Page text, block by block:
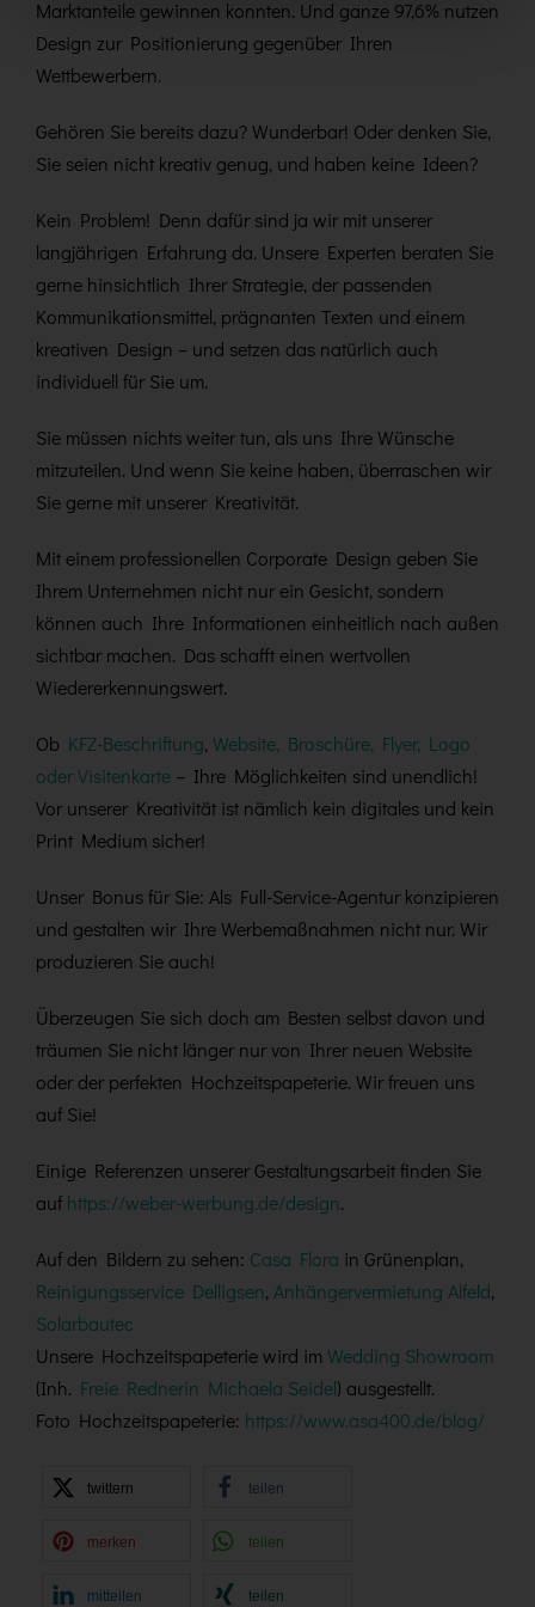
Marktanteile gewinnen konnten. Und ganze 97,6% nutzen
Design zur Positionierung gegenüber Ihren
Wettbewerbern.
Gehören Sie bereits dazu? Wunderbar! Oder denken Sie,
Sie seien nicht kreativ genug, und haben keine Ideen?
Kein Problem! Denn dafür sind ja wir mit unserer
langjährigen Erfahrung da. Unsere Experten beraten Sie
gerne hinsichtlich Ihrer Strategie, der passenden
Kommunikationsmittel, prägnanten Texten und einem
kreativen Design – und setzen das natürlich auch
individuell für Sie um.
Sie müssen nichts weiter tun, als uns Ihre Wünsche
mitzuteilen. Und wenn Sie keine haben, überraschen wir
Sie gerne mit unserer Kreativität.
Mit einem professionellen Corporate Design geben Sie
Ihrem Unternehmen nicht nur ein Gesicht, sondern
können auch Ihre Informationen einheitlich nach außen
sichtbar machen. Das schafft einen wertvollen
Wiedererkennungswert.
Ob KFZ-Beschriftung, Website, Broschüre, Flyer, Logo
oder Visitenkarte – Ihre Möglichkeiten sind unendlich!
Vor unserer Kreativität ist nämlich kein digitales und kein
Print Medium sicher!
Unser Bonus für Sie: Als Full-Service-Agentur konzipieren
und gestalten wir Ihre Werbemaßnahmen nicht nur. Wir
produzieren Sie auch!
Überzeugen Sie sich doch am Besten selbst davon und
träumen Sie nicht länger nur von Ihrer neuen Website
oder der perfekten Hochzeitspapeterie. Wir freuen uns
auf Sie!
Einige Referenzen unserer Gestaltungsarbeit finden Sie
auf https://weber-werbung.de/design.
Auf den Bildern zu sehen: Casa Flora in Grünenplan,
Reinigungsservice Delligsen, Anhängervermietung Alfeld,
Solarbautec
Unsere Hochzeitspapeterie wird im Wedding Showroom
(Inh. Freie Rednerin Michaela Seidel) ausgestellt.
Foto Hochzeitspapeterie: https://www.asa400.de/blog/
twittern teilen
merken teilen
mitteilen teilen